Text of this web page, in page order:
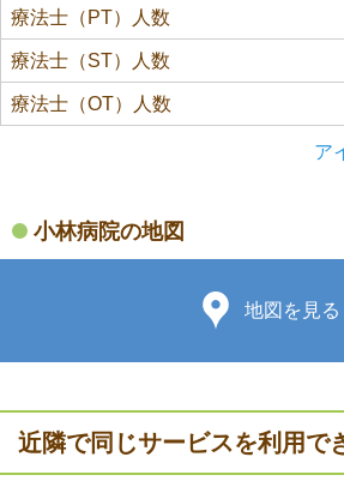
療法士（PT）人数
療法士（ST）人数
療法士（OT）人数
ア
小林病院の地図
地図を見る
近隣で同じサービスを利用で